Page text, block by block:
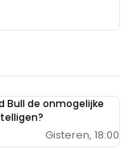
Bull de onmogelijke
Gisteren, 18:00